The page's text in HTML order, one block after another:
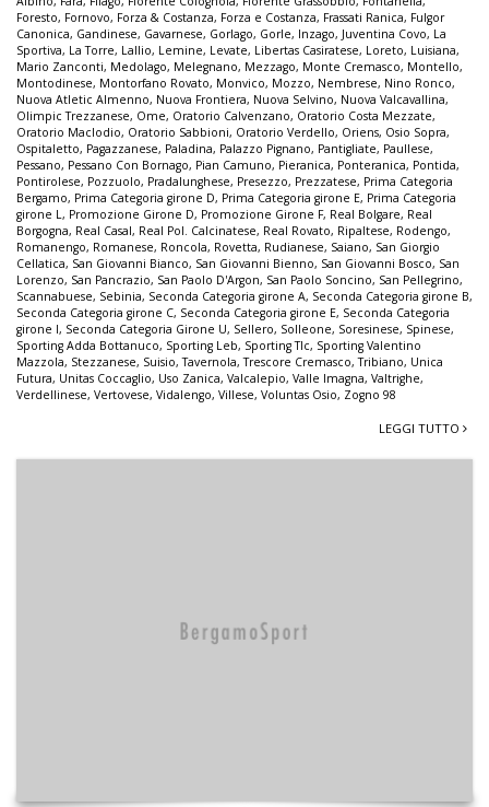
Foresto, Fornovo, Forza & Costanza, Forza e Costanza, Frassati Ranica, Fulgor
Canonica, Gandinese, Gavarnese, Gorlago, Gorle, Inzago, Juventina Covo, La
Sportiva, La Torre, Lallio, Lemine, Levate, Libertas Casiratese, Loreto, Luisiana,
Mario Zanconti, Medolago, Melegnano, Mezzago, Monte Cremasco, Montello,
Montodinese, Montorfano Rovato, Monvico, Mozzo, Nembrese, Nino Ronco,
Nuova Atletic Almenno, Nuova Frontiera, Nuova Selvino, Nuova Valcavallina,
Olimpic Trezzanese, Ome, Oratorio Calvenzano, Oratorio Costa Mezzate,
Oratorio Maclodio, Oratorio Sabbioni, Oratorio Verdello, Oriens, Osio Sopra,
Ospitaletto, Pagazzanese, Paladina, Palazzo Pignano, Pantigliate, Paullese,
Pessano, Pessano Con Bornago, Pian Camuno, Pieranica, Ponteranica, Pontida,
Pontirolese, Pozzuolo, Pradalunghese, Presezzo, Prezzatese, Prima Categoria
Bergamo, Prima Categoria girone D, Prima Categoria girone E, Prima Categoria
girone L , Promozione Girone D, Promozione Girone F, Real Bolgare, Real
Borgogna, Real Casal, Real Pol. Calcinatese, Real Rovato, Ripaltese, Rodengo,
Romanengo, Romanese, Roncola, Rovetta, Rudianese, Saiano, San Giorgio
Cellatica, San Giovanni Bianco, San Giovanni Bienno, San Giovanni Bosco, San
Lorenzo, San Pancrazio, San Paolo D'Argon, San Paolo Soncino, San Pellegrino,
Scannabuese, Sebinia, Seconda Categoria girone A, Seconda Categoria girone B,
Seconda Categoria girone C, Seconda Categoria girone E, Seconda Categoria
girone I, Seconda Categoria Girone U, Sellero, Solleone, Soresinese, Spinese,
Sporting Adda Bottanuco, Sporting Leb, Sporting Tlc, Sporting Valentino
Mazzola, Stezzanese, Suisio,Tavernola,Trescore Cremasco,Tribiano, Unica
Futura, Unitas Coccaglio, Uso Zanica, Valcalepio, Valle Imagna, Valtrighe,
Verdellinese, Vertovese, Vidalengo, Villese, Voluntas Osio, Zogno 98
LEGGI TUTTO